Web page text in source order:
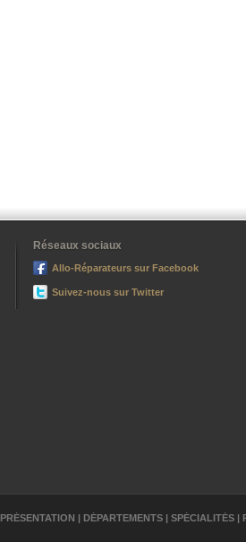
Réseaux sociaux
Allo-Réparateurs sur Facebook
Suivez-nous sur Twitter
PRÉSENTATION | DÉPARTEMENTS | SPÉCIALITÉS |